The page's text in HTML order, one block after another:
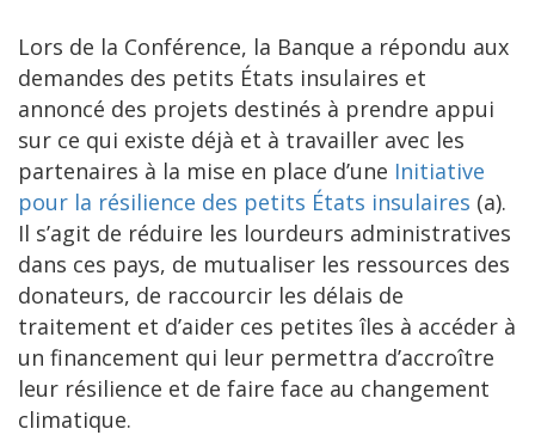
Lors de la Conférence, la Banque a répondu aux
demandes des petits États insulaires et
annoncé des projets destinés à prendre appui
sur ce qui existe déjà et à travailler avec les
partenaires à la mise en place d’une Initiative
pour la résilience des petits États insulaires (a).
Il s’agit de réduire les lourdeurs administratives
dans ces pays, de mutualiser les ressources des
donateurs, de raccourcir les délais de
traitement et d’aider ces petites îles à accéder à
un financement qui leur permettra d’accroître
leur résilience et de faire face au changement
climatique.